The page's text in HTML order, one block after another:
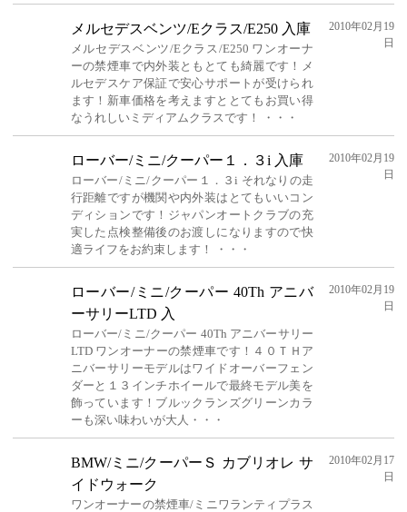
メルセデスベンツ/Eクラス/E250 入庫
メルセデスベンツ/Eクラス/E250 ワンオーナ
ーの禁煙車で内外装ともとても綺麗です！メ
ルセデスケア保証で安心サポートが受けられ
ます！新車価格を考えますととてもお買い得
なうれしいミディアムクラスです！ ・・・
2010年02月19
日
ローバー/ミニ/クーパー１．３i 入庫
ローバー/ミニ/クーパー１．３i それなりの走
行距離ですが機関や内外装はとてもいいコン
ディションです！ジャパンオートクラブの充
実した点検整備後のお渡しになりますので快
適ライフをお約束します！ ・・・
2010年02月19
日
ローバー/ミニ/クーパー 40Th アニバ
ーサリーLTD 入
ローバー/ミニ/クーパー 40Th アニバーサリー
LTD ワンオーナーの禁煙車です！４０ＴＨア
ニバーサリーモデルはワイドオーバーフェン
ダーと１３インチホイールで最終モデル美を
飾っています！ブルックランズグリーンカラ
ーも深い味わいが大人・・・
2010年02月19
日
BMW/ミニ/クーパーＳ カブリオレ サ
イドウォーク
ワンオーナーの禁煙車/ミニワランティプラス
2010年02月17
日